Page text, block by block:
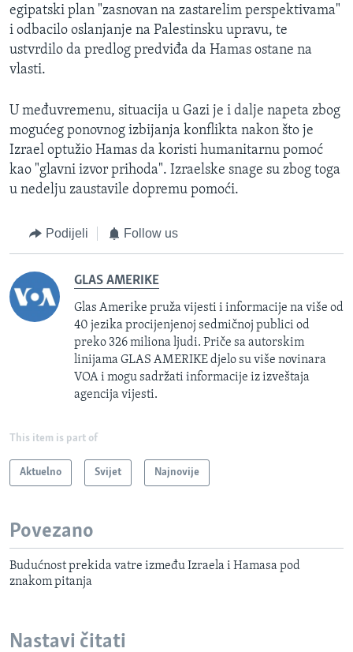
egipatski plan "zasnovan na zastarelim perspektivama"
i odbacilo oslanjanje na Palestinsku upravu, te
ustvrdilo da predlog predviđa da Hamas ostane na
vlasti.
U međuvremenu, situacija u Gazi je i dalje napeta zbog
mogućeg ponovnog izbijanja konflikta nakon što je
Izrael optužio Hamas da koristi humanitarnu pomoć
kao "glavni izvor prihoda". Izraelske snage su zbog toga
u nedelju zaustavile dopremu pomoći.
Podijeli Follow us
GLAS AMERIKE
Glas Amerike pruža vijesti i informacije na više od
40 jezika procijenjenoj sedmičnoj publici od
preko 326 miliona ljudi. Priče sa autorskim
linijama GLAS AMERIKE djelo su više novinara
VOA i mogu sadržati informacije iz izveštaja
agencija vijesti.
This item is part of
Aktuelno Svijet Najnovije
Povezano
Budućnost prekida vatre između Izraela i Hamasa pod
znakom pitanja
Nastavi čitati